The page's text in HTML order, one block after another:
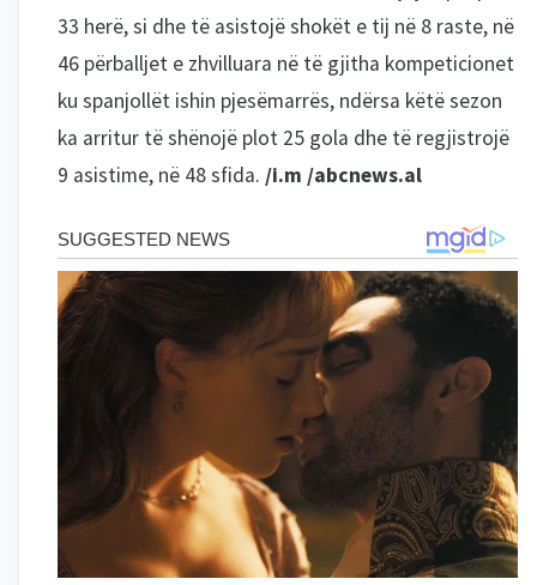
33 herë, si dhe të asistojë shokët e tij në 8 raste, në
46 përballjet e zhvilluara në të gjitha kompeticionet
ku spanjollët ishin pjesëmarrës, ndërsa këtë sezon
ka arritur të shënojë plot 25 gola dhe të regjistrojë
9 asistime, në 48 sfida. /i.m /abcnews.al